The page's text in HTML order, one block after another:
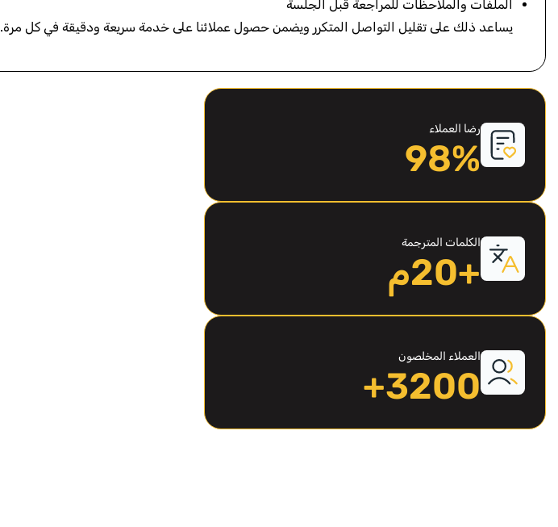
الملفات والملاحظات للمراجعة قبل الجلسة
يساعد ذلك على تقليل التواصل المتكرر ويضمن حصول عملائنا على خدمة سريعة ودقيقة في كل مرة.
رضا العملاء
98%
الكلمات المترجمة
+20م
العملاء المخلصون
3200+